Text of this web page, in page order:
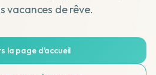
vacances de rêve.
la page d'accueil